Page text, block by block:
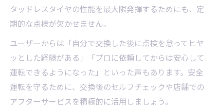
タッドレスタイヤの性能を最大限発揮するためにも、定
期的な点検が欠かせません。
ユーザーからは「自分で交換した後に点検を怠ってヒヤ
ッとした経験がある」「プロに依頼してからは安心して
運転できるようになった」といった声もあります。安全
運転を守るために、交換後のセルフチェックや店舗での
アフターサービスを積極的に活用しましょう。